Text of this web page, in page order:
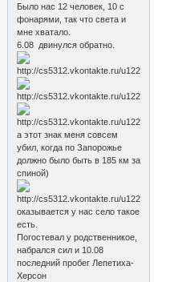
Было нас 12 человек, 10 с
фонарями, так что света и
мне хватало.
6.08 двинулся обратно.
а этот знак меня совсем
убил, когда по Запорожье
должно было быть в 185 км за
спиной)
оказывается у нас село такое
есть.
Погостевал у родственникое,
набрался сил и 10.08
последний пробег Лепетиха-
Херсон